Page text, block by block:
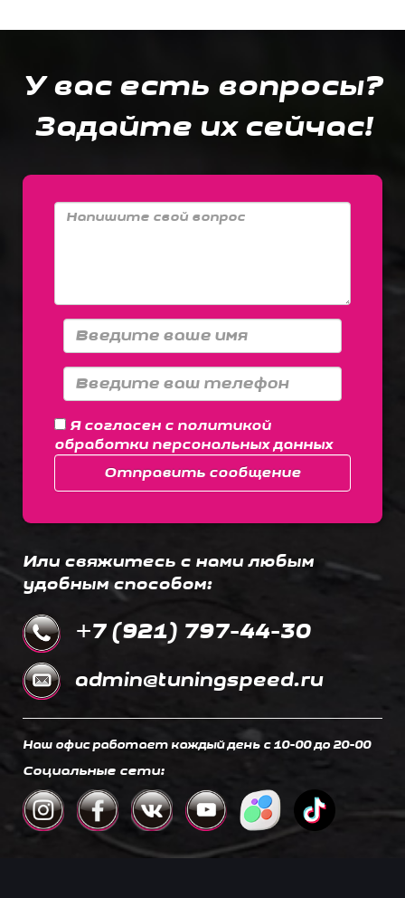
У вас есть вопросы?
Задайте их сейчас!
Я согласен с политикой
обработки персональных данных
Отправить сообщение
Или свяжитесь с нами любым
удобным способом:
+7 (921) 797-44-30
admin@tuningspeed.ru
Наш офис работает каждый день c 10-00 до 20-00
Социальные сети: